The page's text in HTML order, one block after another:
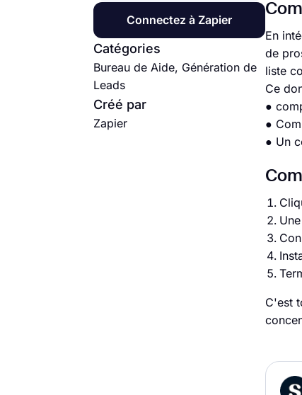
Connectez à Zapier
Catégories
Bureau de Aide, Génération de
Leads
Créé par
Zapier
En
de
liste
Ce
●
●
● Un
C'est